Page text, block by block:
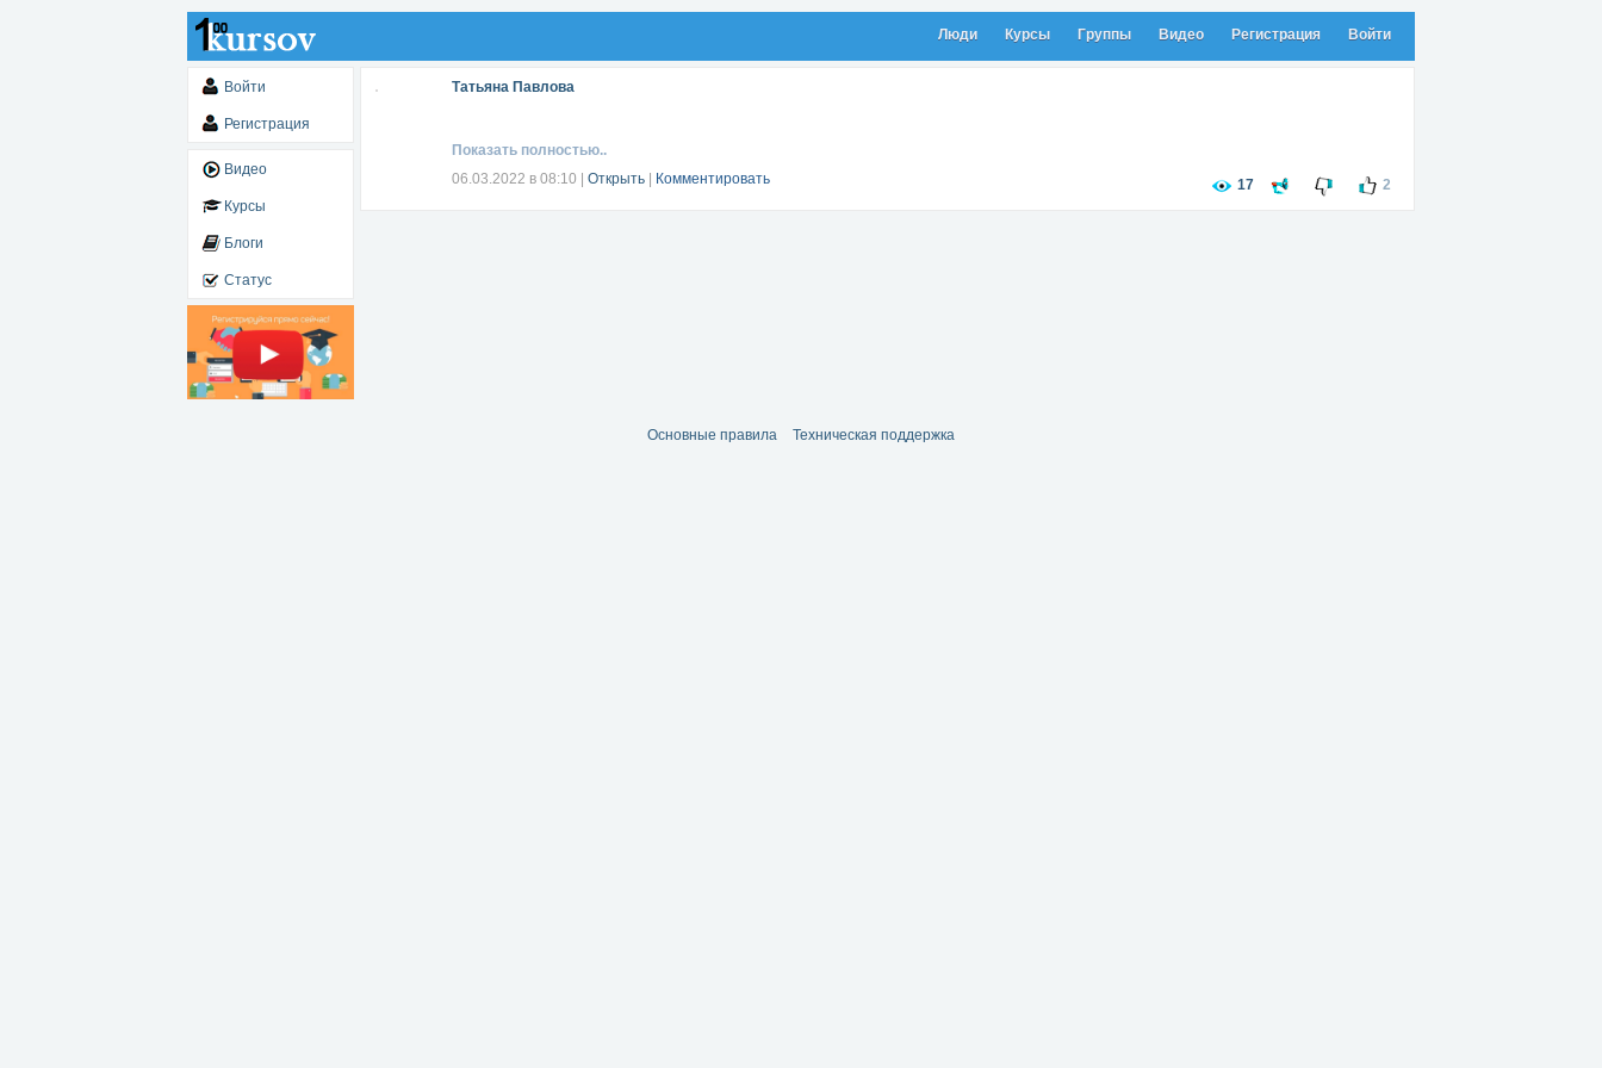
Люди Курсы Группы Видео Регистрация Войти
Войти
Регистрация
Видео
Курсы
Блоги
Статус
Татьяна Павлова
Показать полностью..
06.03.2022 в 08:10
Открыть Комментировать 17 2
Основные правила Техническая поддержка